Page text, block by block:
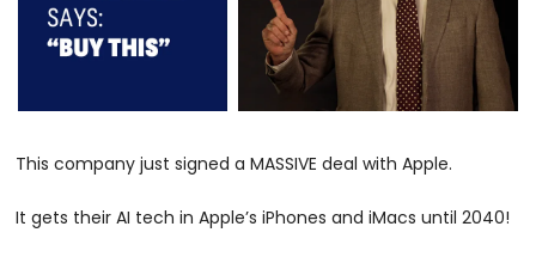
This company just signed a MASSIVE deal with Apple.
It gets their AI tech in Apple’s iPhones and iMacs until 2040!